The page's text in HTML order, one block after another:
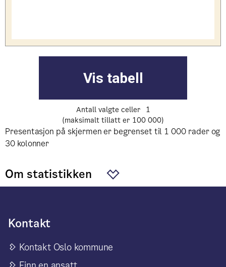
Antall valgte celler 1
(maksimalt tillatt er 100 000)
Presentasjon på skjermen er begrenset til 1 000 rader og
30 kolonner
Om statistikken
Kontakt
Kontakt Oslo kommune